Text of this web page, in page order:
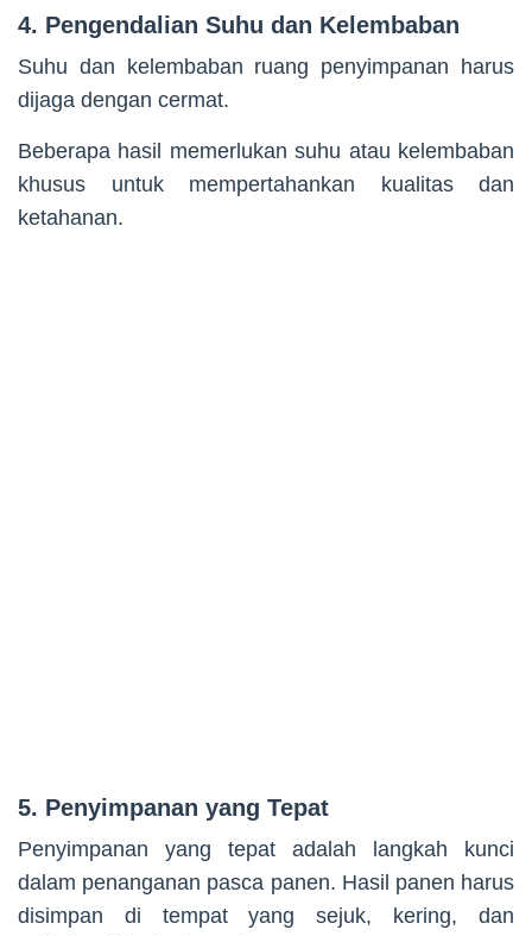
4. Pengendalian Suhu dan Kelembaban
Suhu dan kelembaban ruang penyimpanan harus
dijaga dengan cermat.
Beberapa hasil memerlukan suhu atau kelembaban
khusus untuk mempertahankan kualitas dan
ketahanan.
5. Penyimpanan yang Tepat
Penyimpanan yang tepat adalah langkah kunci
dalam penanganan pasca panen. Hasil panen harus
disimpan di tempat yang sejuk, kering, dan